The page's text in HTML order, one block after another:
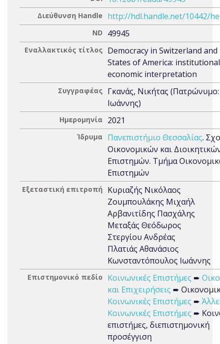
Διεύθυνση Handle http://hdl.handle.net/10442/
ND 49945
Εναλλακτικός τίτλος Democracy in Switzerland
States of America:
economic interpretation
Συγγραφέας Γκανάς, Νικήτας (Πατρώνυμο:
Ιωάννης)
Ημερομηνία 2021
Ίδρυμα Πανεπιστήμιο Θεσσαλίας.
Οικονομικών και
Επιστημών. Τμήμα
Επιστημών
Εξεταστική επιτροπή
Κυριαζής Νικόλαος
Ζουμπουλάκης Μιχαήλ
Αρβανιτίδης Πασχάλης
Μεταξάς Θεόδωρος
Στεργίου Ανδρέας
Πλατιάς Αθανάσιος
Κωνσταντόπουλος Ιωάννης
Επιστημονικό πεδίο Κοινωνικές Επιστήμες ➨
και Επιχειρήσεις ➨
Κοινωνικές Επιστήμες ➨
Κοινωνικές Επιστήμες ➨
επιστήμες, διεπιστημονική
προσέγγιση